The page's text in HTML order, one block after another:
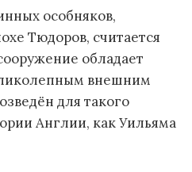
особняков,
Тюдоров, считается
обладает
внешним
для такого
Англии, как Уильяма